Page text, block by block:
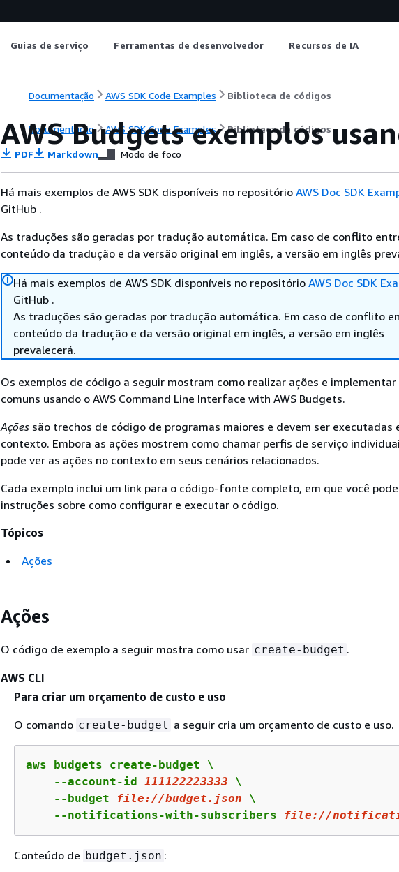
Guias de serviço Ferramentas de desenvolvedor Recursos de IA
Documentação AWS SDK Code Examples Biblioteca de códigos
Documentação AWS SDK Code Examples Biblioteca de códigos
AWS Budgets exemplos
PDF Markdown Modo de foco
Há mais exemplos de AWS SDK disponíveis no repositório AWS Doc SDK
GitHub .
As traduções são geradas por tradução automática. Em caso de conflito
conteúdo da tradução e da versão original em inglês, a versão em inglês
Há mais exemplos de AWS SDK disponíveis no repositório AWS Doc SDK
GitHub .
As traduções são geradas por tradução automática. Em caso de conflito
conteúdo da tradução e da versão original em inglês, a versão em inglês
prevalecerá.
Os exemplos de código a seguir mostram como realizar ações e implementar
comuns usando o AWS Command Line Interface with AWS Budgets.
Ações são trechos de código de programas maiores e devem ser executadas
contexto. Embora as ações mostrem como chamar perfis de serviço
pode ver as ações no contexto em seus cenários relacionados.
Cada exemplo inclui um link para o código-fonte completo, em que você
instruções sobre como configurar e executar o código.
Tópicos
Ações
Ações
O código de exemplo a seguir mostra como usar create-budget .
AWS CLI
Para criar um orçamento de custo e uso
O comando create-budget a seguir cria um orçamento de custo e uso.
aws budgets create-budget \
    --account-id
111122223333 \
    --budget
file: //budget.json \
    --notifications-with-subscribers
file: //
Conteúdo de budget.json :